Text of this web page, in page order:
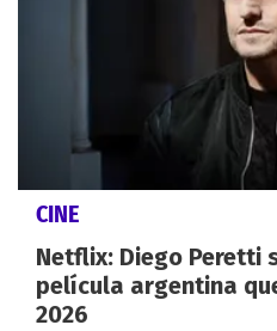
CINE
Netflix: Diego Peretti
película argentina
2026